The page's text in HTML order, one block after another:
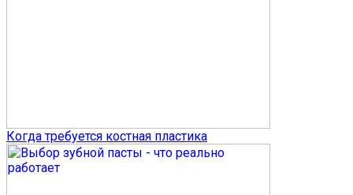
Когда требуется костная пластика